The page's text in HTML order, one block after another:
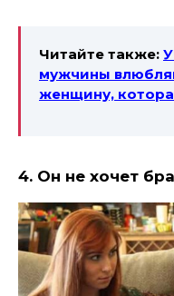
Читайте также:
мужчины
женщину,
4. Он не хочет